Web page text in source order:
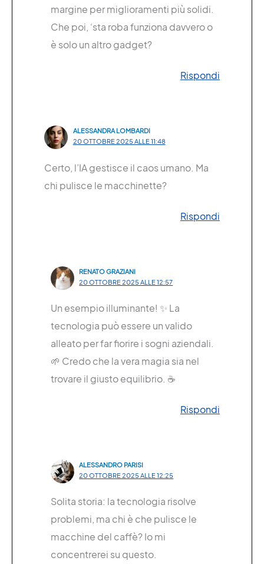
margine per miglioramenti più solidi.
Che poi, ‘sta roba funziona davvero o
è solo un altro gadget?
Rispondi
ALESSANDRA LOMBARDI
20 OTTOBRE 2025 ALLE 11:48
Certo, l’IA gestisce il caos umano. Ma
chi pulisce le macchinette?
Rispondi
RENATO GRAZIANI
20 OTTOBRE 2025 ALLE 12:57
Un esempio illuminante! ✨ La
tecnologia può essere un valido
alleato per far fiorire i sogni aziendali.
🌱 Credo che la vera magia sia nel
trovare il giusto equilibrio. ☕️
Rispondi
ALESSANDRO PARISI
20 OTTOBRE 2025 ALLE 12:25
Solita storia: la tecnologia risolve
problemi, ma chi è che pulisce le
macchine del caffè? Io mi
concentrerei su questo.